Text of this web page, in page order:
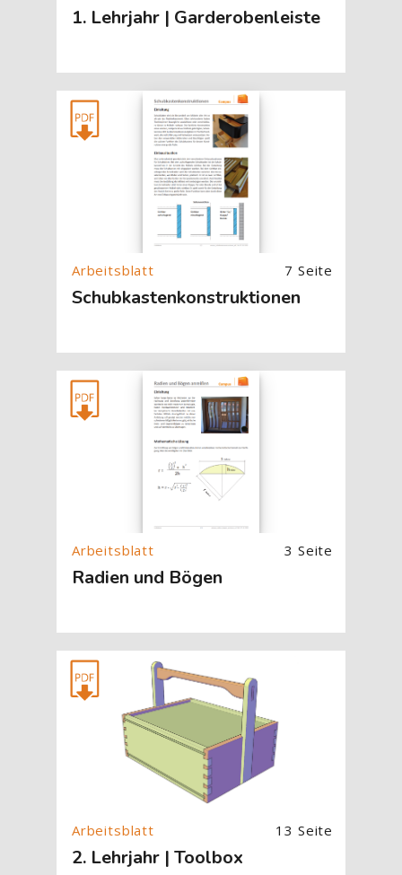
1. Lehrjahr | Garderobenleiste
[Cocoon] About (Text with Image) überspringen
7 Seite
Schubkastenkonstruktionen
[Cocoon] About (Text with Image) überspringen
3 Seite
Radien und Bögen
[Cocoon] About (Text with Image) überspringen
13 Seite
2. Lehrjahr | Toolbox